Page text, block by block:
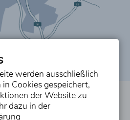
werden ausschließlich
Cookies gespeichert,
der Website zu
dazu in der